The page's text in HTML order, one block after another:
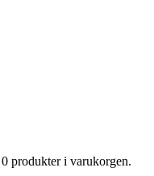
0 produkter i varukorgen.